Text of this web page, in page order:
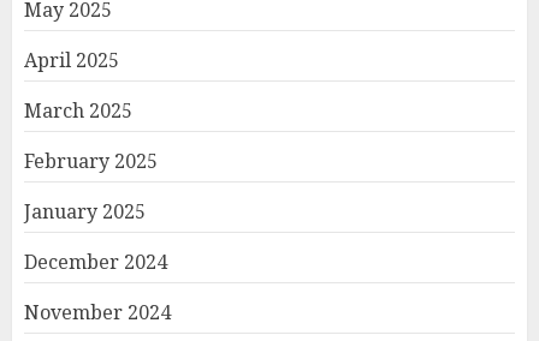
May 2025
April 2025
March 2025
February 2025
January 2025
December 2024
November 2024